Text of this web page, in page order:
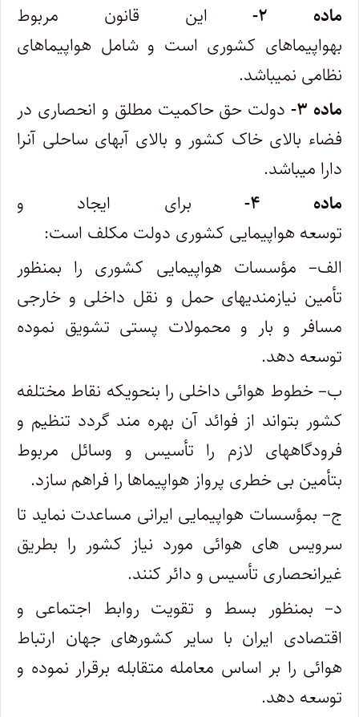
ماده ۲-
این قانون مربوط
بهواپیماهای کشوری است و شامل هواپیماهای
نظامی نمیباشد.
ماده ۳-
دولت حق حاکمیت مطلق و انحصاری در
فضاء بالای خاک کشور و بالای آبهای ساحلی آنرا
دارا میباشد.
ماده ۴-
برای ایجاد و
توسعه هواپیمایی کشوری دولت مکلف است:
الف– مؤسسات هواپیمایی کشوری را بمنظور
تأمین نیازمندیهای حمل و نقل داخلی و خارجی
مسافر و بار و محمولات پستی تشویق نموده
‌توسعه دهد.
ب– خطوط هوائی داخلی را بنحویکه نقاط مختلفه
کشور بتواند از فوائد آن بهره ‌مند گردد تنظیم و
فرودگاههای لازم را تأسیس و وسائل مربوط
‌بتأمین بی ‌خطری پرواز هواپیماها را فراهم سازد.
ج– بمؤسسات هواپیمایی ایرانی مساعدت نماید تا
سرویس ‌های هوائی مورد نیاز کشور را بطریق
غیرانحصاری تأسیس و دائر کنند.
د– بمنظور بسط و تقویت روابط اجتماعی و
اقتصادی ایران با سایر کشورهای جهان ارتباط
هوائی را بر اساس معامله متقابله برقرار نموده و‌
توسعه دهد.